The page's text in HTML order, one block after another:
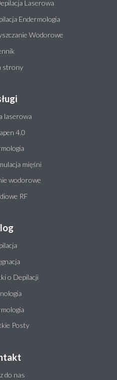
Laserowa
Endermologia
Wodorowe
strony
laserowa
4.0
mięśni
wodorowe
RF
o Depilacji
Posty
do nas